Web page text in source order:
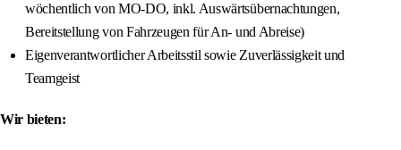
wöchentlich von MO-DO, inkl. Auswärtsübernachtungen,
Bereitstellung von Fahrzeugen für An- und Abreise)
Eigenverantwortlicher Arbeitsstil sowie Zuverlässigkeit und
Teamgeist
Wir bieten: